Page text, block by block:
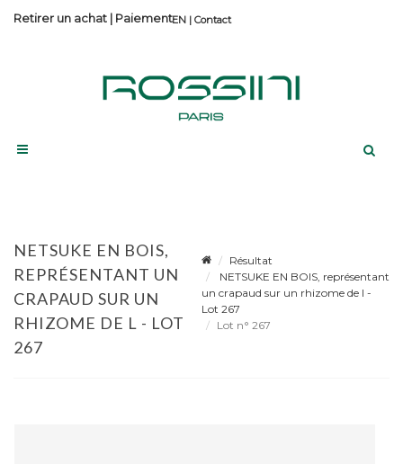
Contact
Retirer un achat | Paiement
NETSUKE EN BOIS,
REPRÉSENTANT UN
CRAPAUD SUR UN
RHIZOME DE L - LOT
267
Résultat
NETSUKE EN BOIS, représentant
un crapaud sur un rhizome de l -
Lot 267
Lot n° 267